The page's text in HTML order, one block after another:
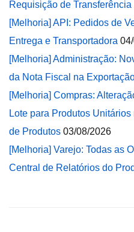
Requisição de Transferência
[Melhoria] API: Pedidos de
Entrega e Transportadora
[Melhoria] Administração:
da Nota Fiscal na
[Melhoria] Compras:
Lote para Produtos
de Produtos 03/08/2026
[Melhoria] Varejo: Todas as
Central de Relatórios do